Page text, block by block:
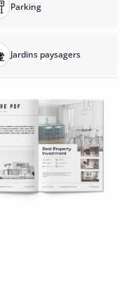
Parking
Jardins paysagers